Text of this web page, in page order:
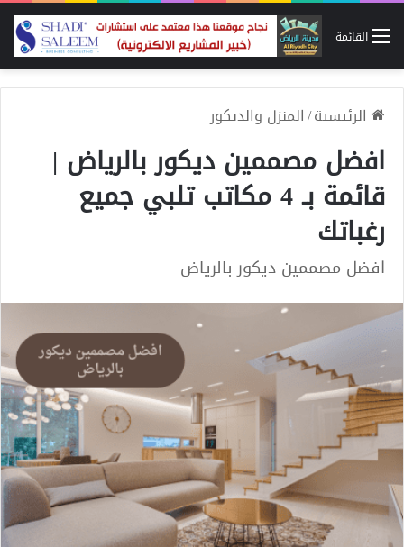
القائمة
الرئيسية/المنزل والديكور
افضل مصممين ديكور بالرياض |
قائمة بـ 4 مكاتب تلبي جميع
رغباتك
افضل مصممين ديكور بالرياض